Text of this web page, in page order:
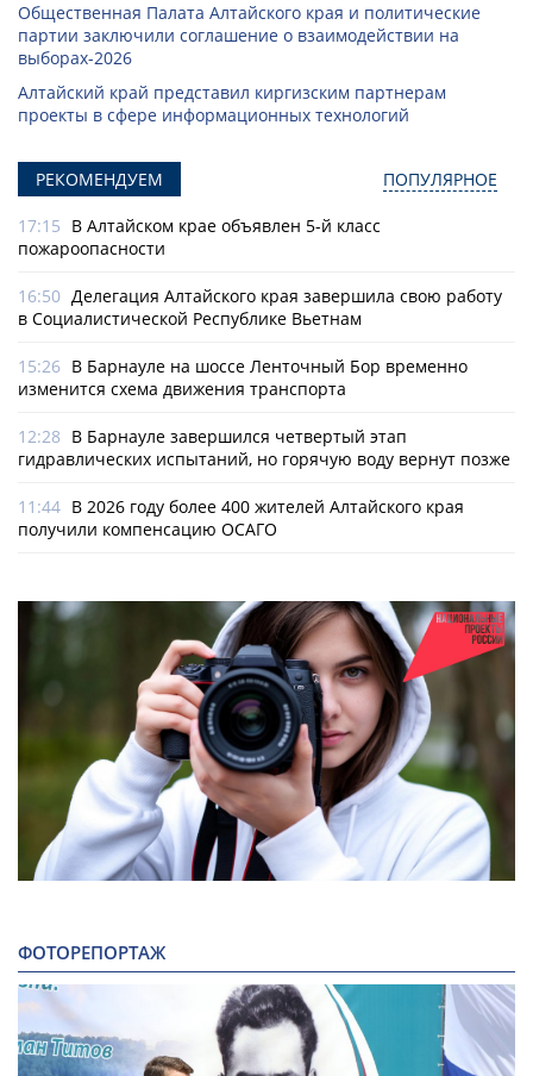
Общественная Палата Алтайского края и политические
партии заключили соглашение о взаимодействии на
выборах-2026
Алтайский край представил киргизским партнерам
проекты в сфере информационных технологий
РЕКОМЕНДУЕМ ПОПУЛЯРНОЕ
17:15 В Алтайском крае объявлен 5-й класс
пожароопасности
16:50 Делегация Алтайского края завершила свою работу
в Социалистической Республике Вьетнам
15:26 В Барнауле на шоссе Ленточный Бор временно
изменится схема движения транспорта
12:28 В Барнауле завершился четвертый этап
гидравлических испытаний, но горячую воду вернут позже
11:44 В 2026 году более 400 жителей Алтайского края
получили компенсацию ОСАГО
ФОТОРЕПОРТАЖ